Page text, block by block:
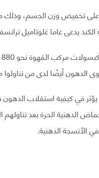
تخفيض وزن الجسم، وذلك
غلوتاميل ترانسفيراز بنسب قدرت
يؤثر في كيفية استقلاب
الدهنية الحرة بعد تناولهم
الأنسجة الدهنية.